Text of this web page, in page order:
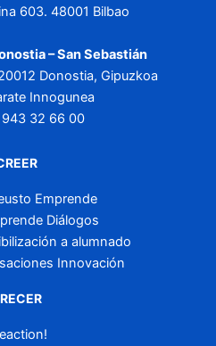
603. 48001 Bilbao
– San Sebastián
Donostia, Gipuzkoa
Innogunea
32 66 00
Emprende
Diálogos
a alumnado
Innovación